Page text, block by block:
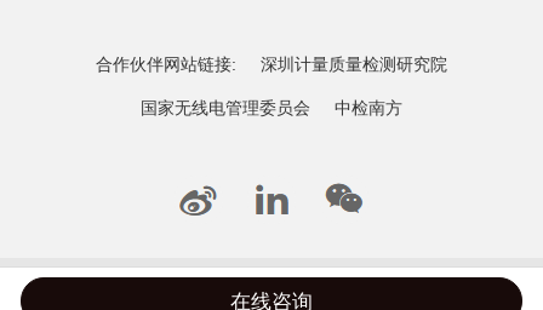
合作伙伴网站链接: 深圳计量质量检测研究院
国家无线电管理委员会 中检南方
©2021 深圳市凯博检测认证有限公司 备案号：
在线咨询